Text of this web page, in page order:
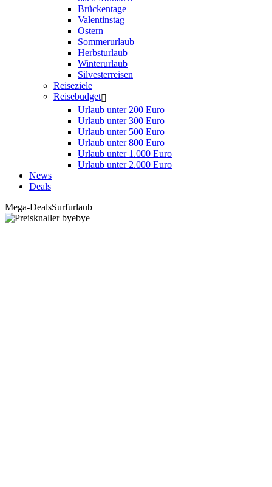
Brückentage
Valentinstag
Ostern
Sommerurlaub
Herbsturlaub
Winterurlaub
Silvesterreisen
Reiseziele
Reisebudget
Urlaub unter 200 Euro
Urlaub unter 300 Euro
Urlaub unter 500 Euro
Urlaub unter 800 Euro
Urlaub unter 1.000 Euro
Urlaub unter 2.000 Euro
News
Deals
Mega-DealsSurfurlaub